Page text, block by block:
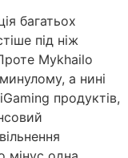
багатьох
під ніж
Mykhailo
а нині
продуктів,